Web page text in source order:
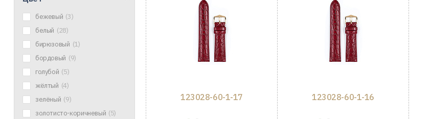
бежевый (3)
белый (28)
бирюзовый (1)
бордовый (9)
голубой (5)
жёлтый (4)
зелёный (9)
золотисто-коричневый (5)
123028-60-1-17 123028-60-1-16